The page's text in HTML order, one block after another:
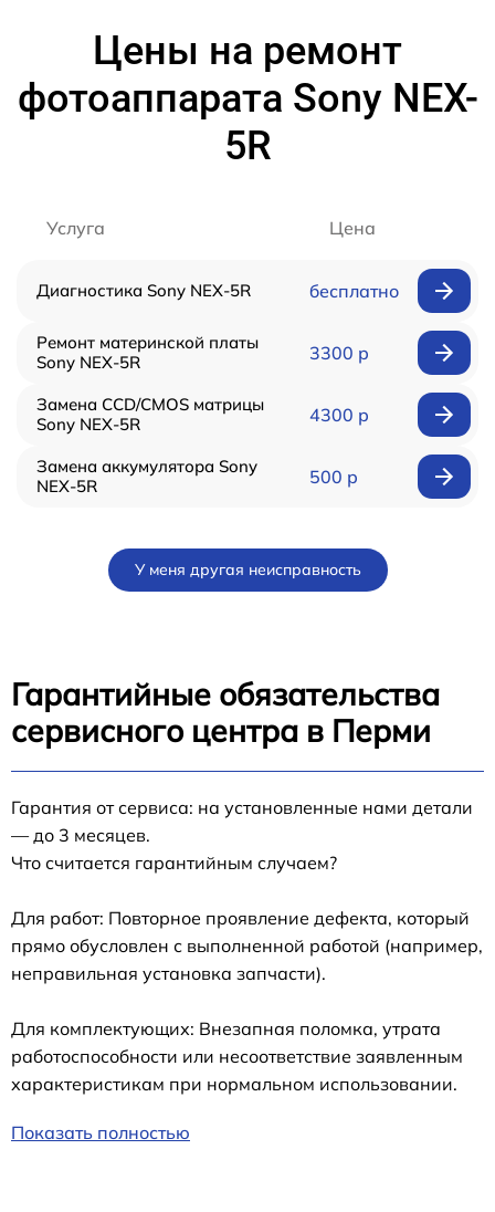
Цены на ремонт
фотоаппарата Sony NEX-
5R
Услуга Цена
Диагностика Sony NEX-5R бесплатно
Ремонт материнской платы
Sony NEX-5R
3300 р
Замена CCD/CMOS матрицы
Sony NEX-5R
4300 р
Замена аккумулятора Sony
NEX-5R
500 р
У меня другая неисправность
Гарантийные обязательства
сервисного центра в Перми
Гарантия от сервиса: на установленные нами детали
— до 3 месяцев.
Что считается гарантийным случаем?
Для работ: Повторное проявление дефекта, который
прямо обусловлен с выполненной работой (например,
неправильная установка запчасти).
Для комплектующих: Внезапная поломка, утрата
работоспособности или несоответствие заявленным
характеристикам при нормальном использовании.
Показать полностью